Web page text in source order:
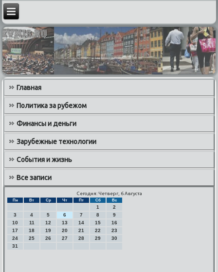
Главная
Политика за рубежом
Финансы и деньги
Зарубежные технологии
События и жизнь
Все записи
Сегодня: Четверг, 6 Августа
Пн Вт Ср Чт Пт Сб Вс
1
2
3
4 5 6 7 8
9
10
11 12 13 14 15
16
17
18 19 20 21 22
23
24
25 26 27 28 29
30
31